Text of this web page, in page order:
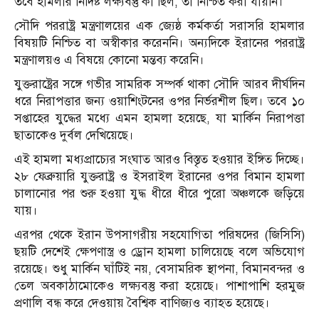
সৌদি পররাষ্ট্র মন্ত্রণালয়ের এক জ্যেষ্ঠ কর্মকর্তা সরাসরি হামলার
বিষয়টি নিশ্চিত বা অস্বীকার করেননি। অন্যদিকে ইরানের পররাষ্ট্র
মন্ত্রণালয়ও এ বিষয়ে কোনো মন্তব্য করেনি।
যুক্তরাষ্ট্রের সঙ্গে গভীর সামরিক সম্পর্ক থাকা সৌদি আরব দীর্ঘদিন
ধরে নিরাপত্তার জন্য ওয়াশিংটনের ওপর নির্ভরশীল ছিল। তবে ১০
সপ্তাহের যুদ্ধের মধ্যে এমন হামলা হয়েছে, যা মার্কিন নিরাপত্তা
ছাতাকেও দুর্বল দেখিয়েছে।
এই হামলা মধ্যপ্রাচ্যের সংঘাত আরও বিস্তৃত হওয়ার ইঙ্গিত দিচ্ছে।
২৮ ফেব্রুয়ারি যুক্তরাষ্ট্র ও ইসরাইল ইরানের ওপর বিমান হামলা
চালানোর পর শুরু হওয়া যুদ্ধ ধীরে ধীরে পুরো অঞ্চলকে জড়িয়ে
যায়।
এরপর থেকে ইরান উপসাগরীয় সহযোগিতা পরিষদের (জিসিসি)
ছয়টি দেশেই ক্ষেপণাস্ত্র ও ড্রোন হামলা চালিয়েছে বলে অভিযোগ
রয়েছে। শুধু মার্কিন ঘাঁটিই নয়, বেসামরিক স্থাপনা, বিমানবন্দর ও
তেল অবকাঠামোকেও লক্ষ্যবস্তু করা হয়েছে। পাশাপাশি হরমুজ
প্রণালি বন্ধ করে দেওয়ায় বৈশ্বিক বাণিজ্যও ব্যাহত হয়েছে।